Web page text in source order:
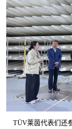
TÜV莱茵代表们还